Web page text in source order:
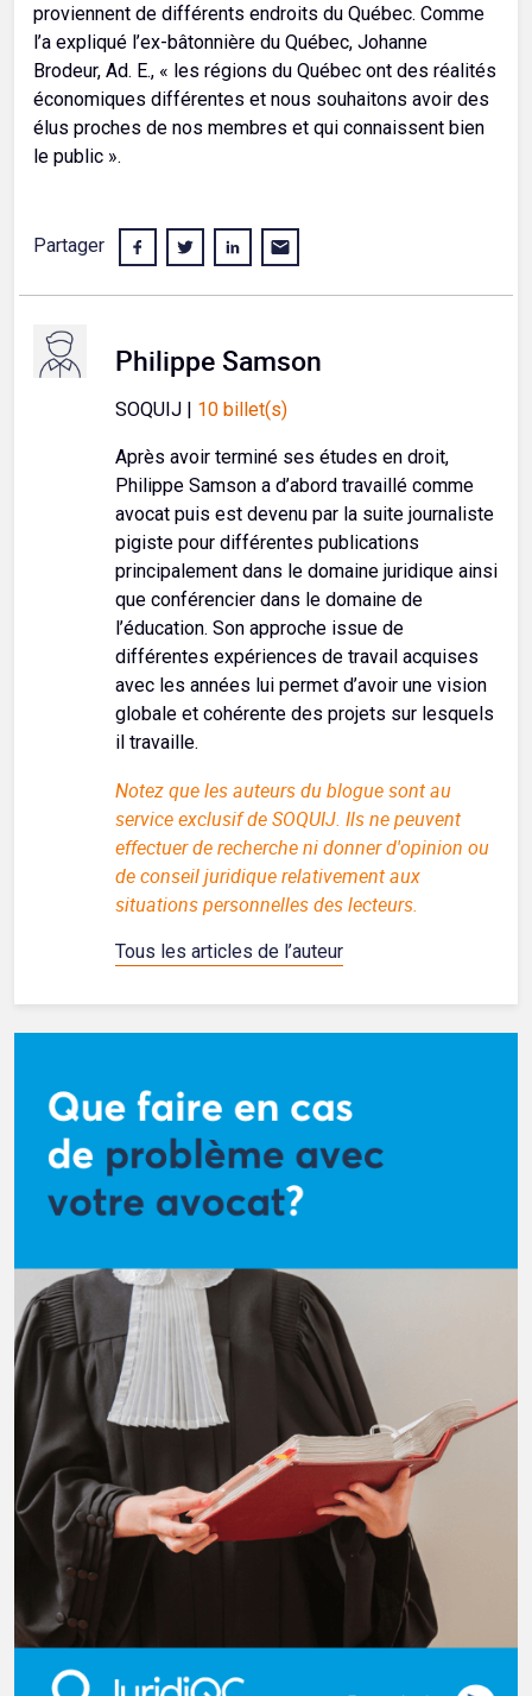
proviennent de différents endroits du Québec. Comme
l’a expliqué l’ex-bâtonnière du Québec, Johanne
Brodeur, Ad. E., « les régions du Québec ont des réalités
économiques différentes et nous souhaitons avoir des
élus proches de nos membres et qui connaissent bien
le public ».
Partager
Philippe Samson
SOQUIJ | 10 billet(s)
Après avoir terminé ses études en droit,
Philippe Samson a d’abord travaillé comme
avocat puis est devenu par la suite journaliste
pigiste pour différentes publications
principalement dans le domaine juridique ainsi
que conférencier dans le domaine de
l’éducation. Son approche issue de
différentes expériences de travail acquises
avec les années lui permet d’avoir une vision
globale et cohérente des projets sur lesquels
il travaille.
Notez que les auteurs du blogue sont au
service exclusif de SOQUIJ. Ils ne peuvent
effectuer de recherche ni donner d'opinion ou
de conseil juridique relativement aux
situations personnelles des lecteurs.
Tous les articles de l’auteur